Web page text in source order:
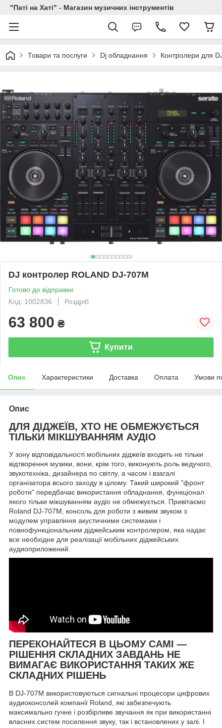
"Паті на Хаті" - Магазин музичних інструментів
Товари та послуги Dj обладнання Контролери для
DJ контролер ROLAND DJ-707M
Готово до відправки
Код: 1002836
Роздріб
63 800 ₴
Купити
Опис Характеристики Доставка Оплата Умови
Опис
ДЛЯ ДІДЖЕЇВ, ХТО НЕ ОБМЕЖУЄТЬСЯ
ТІЛЬКИ МІКШУВАННЯМ АУДІО
У зону відповідальності мобільних діджеїв входить не тільки
відтворення музики, вони, крім того, виконують роль ведучого,
звукотехніка, дизайнера по світлу, а часом і взагалі
організатора всього заходу в цілому. Такий широкий "фронт
роботи" передбачає використання обладнання, функціонал
якого тільки мікшуванням аудіо не обмежується. Привітаємо
Roland DJ-707M, консоль для роботи з живим звуком з
модулем управління акустичними системами і
повнофункціональним діджейським контролером, яка надає
все необхідне для реалізації мобільних діджейських
аудиоприложений.
ПЕРЕКОНАЙТЕСЯ В ЦЬОМУ САМІ —
РІШЕННЯ СКЛАДНИХ ЗАВДАНЬ НЕ
ВИМАГАЄ ВИКОРИСТАННЯ ТАКИХ ЖЕ
СКЛАДНИХ РІШЕНЬ
В DJ-707M використовуються сигнальні процесори цифрових
аудиоконсолей компанії Roland, які забезпечують
максимально гучне і розбірливе звучання як при використанні
власних систем посилення звуку, так і встановлених у залі. І